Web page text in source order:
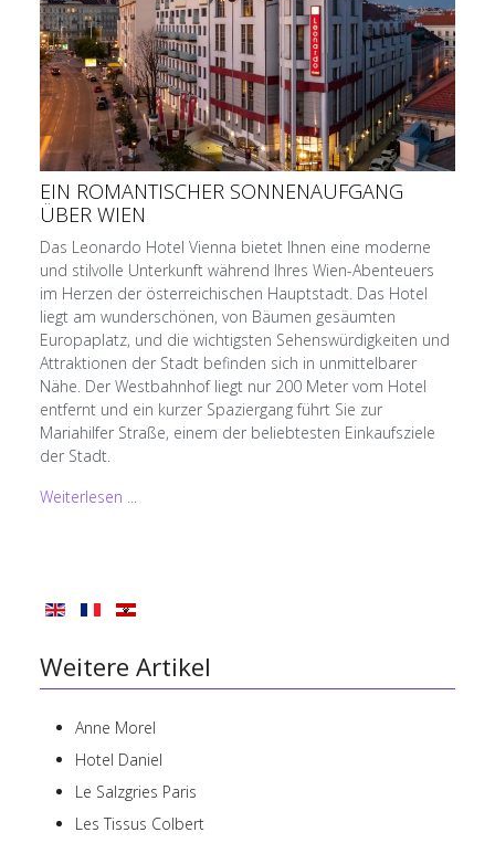
EIN ROMANTISCHER SONNENAUFGANG
ÜBER WIEN
Das Leonardo Hotel Vienna bietet Ihnen eine moderne
und stilvolle Unterkunft während Ihres Wien-Abenteuers
im Herzen der österreichischen Hauptstadt. Das Hotel
liegt am wunderschönen, von Bäumen gesäumten
Europaplatz, und die wichtigsten Sehenswürdigkeiten und
Attraktionen der Stadt befinden sich in unmittelbarer
Nähe. Der Westbahnhof liegt nur 200 Meter vom Hotel
entfernt und ein kurzer Spaziergang führt Sie zur
Mariahilfer Straße, einem der beliebtesten Einkaufsziele
der Stadt.
Weiterlesen ...
Weitere Artikel
Anne Morel
Hotel Daniel
Le Salzgries Paris
Les Tissus Colbert